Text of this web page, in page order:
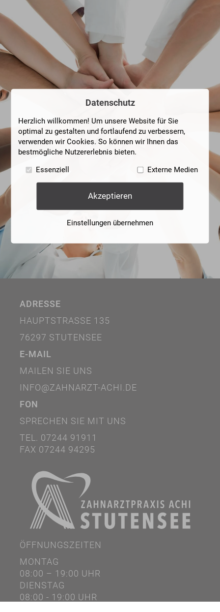
ADRESSE
HAUPTSTRASSE 135
76297 STUTENSEE
E-MAIL
MAILEN SIE UNS
INFO@ZAHNARZT-ACHI.DE
FON
SPRECHEN SIE MIT UNS
TEL. 07244 91911
FAX 07244 94295
ÖFFNUNGSZEITEN
MONTAG
08:00 – 19:00 UHR
DIENSTAG
08:00 - 19:00 UHR
Datenschutz
Herzlich willkommen! Um unsere Website für Sie
optimal zu gestalten und fortlaufend zu verbessern,
verwenden wir Cookies. So können wir Ihnen das
bestmögliche Nutzererlebnis bieten.
Essenziell
Externe Medien
Akzeptieren
Einstellungen übernehmen